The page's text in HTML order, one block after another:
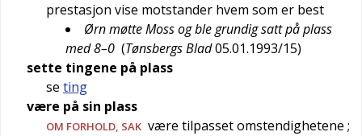
prestasjon vise motstander hvem som er best
Ørn møtte Moss og ble grundig satt på plass
med 8–0 (Tønsbergs Blad05.01.1993/15)
sette tingene på plass
se ting
være på sin plass
OM FORHOLD, SAK være tilpasset omstendighetene ;